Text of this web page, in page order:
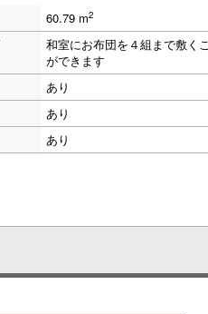
60.79 m2
和室にお布団を４組まで敷く
ができます
あり
あり
あり